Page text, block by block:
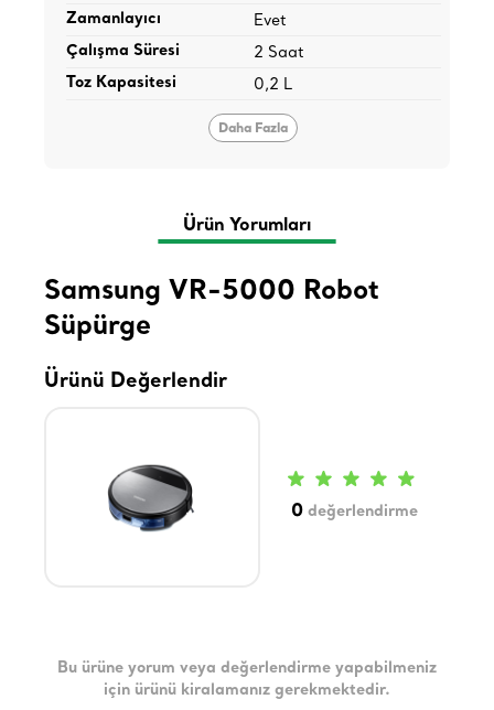
Zamanlayıcı Evet
Çalışma Süresi 2 Saat
Toz Kapasitesi 0,2 L
Daha Fazla
Ürün Yorumları
Samsung VR-5000 Robot
Süpürge
Ürünü Değerlendir
0 değerlendirme
Bu ürüne yorum veya değerlendirme yapabilmeniz
için ürünü kiralamanız gerekmektedir.